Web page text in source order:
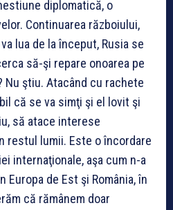
diplomatică, o
Continuarea războiului,
lua de la început, Rusia se
să-şi repare onoarea pe
Nu ştiu. Atacând cu rachete
că se va simţi şi el lovit şi
să atace interese
restul lumii. Este o încordare
internaţionale, aşa cum n-a
Europa de Est şi România, în
că rămânem doar